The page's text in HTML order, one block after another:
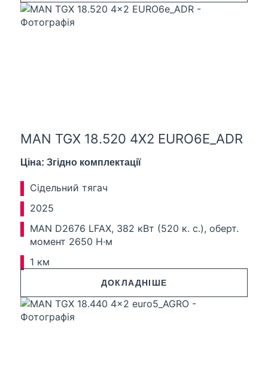
MAN TGX 18.520 4X2 EURO6E_ADR
Ціна: Згідно комплектації
Сідельний тягач
2025
MAN D2676 LFAX, 382 кВт (520 к. с.), оберт.
момент 2650 Н·м
1 км
ДОКЛАДНІШЕ